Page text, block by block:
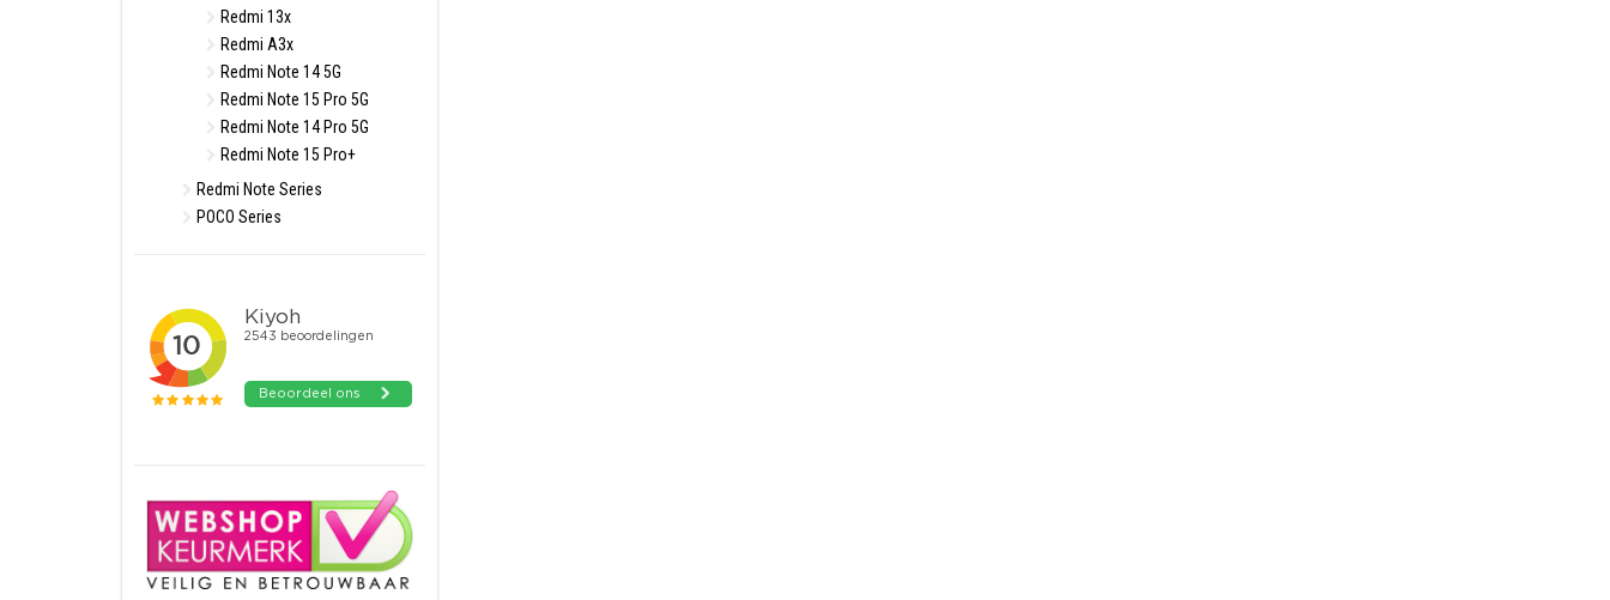
Redmi 13x
Redmi A3x
Redmi Note 14 5G
Redmi Note 15 Pro 5G
Redmi Note 14 Pro 5G
Redmi Note 15 Pro+
Redmi Note Series
POCO Series